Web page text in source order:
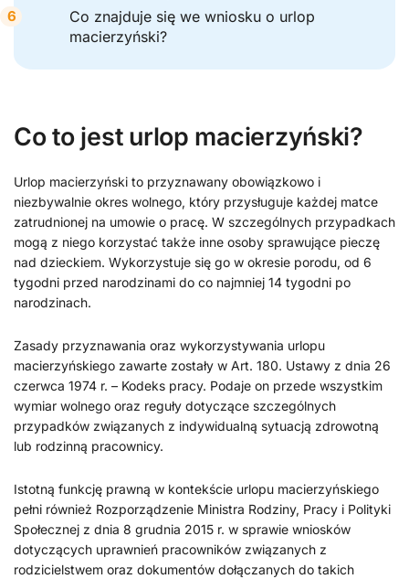
Co znajduje się we wniosku o urlop
macierzyński?
Co to jest urlop macierzyński?
Urlop macierzyński to przyznawany obowiązkowo i
niezbywalnie okres wolnego, który przysługuje każdej matce
zatrudnionej na umowie o pracę. W szczególnych przypadkach
mogą z niego korzystać także inne osoby sprawujące pieczę
nad dzieckiem. Wykorzystuje się go w okresie porodu, od 6
tygodni przed narodzinami do co najmniej 14 tygodni po
narodzinach.
Zasady przyznawania oraz wykorzystywania urlopu
macierzyńskiego zawarte zostały w Art. 180. Ustawy z dnia 26
czerwca 1974 r. – Kodeks pracy. Podaje on przede wszystkim
wymiar wolnego oraz reguły dotyczące szczególnych
przypadków związanych z indywidualną sytuacją zdrowotną
lub rodzinną pracownicy.
Istotną funkcję prawną w kontekście urlopu macierzyńskiego
pełni również Rozporządzenie Ministra Rodziny, Pracy i Polityki
Społecznej z dnia 8 grudnia 2015 r. w sprawie wniosków
dotyczących uprawnień pracowników związanych z
rodzicielstwem oraz dokumentów dołączanych do takich